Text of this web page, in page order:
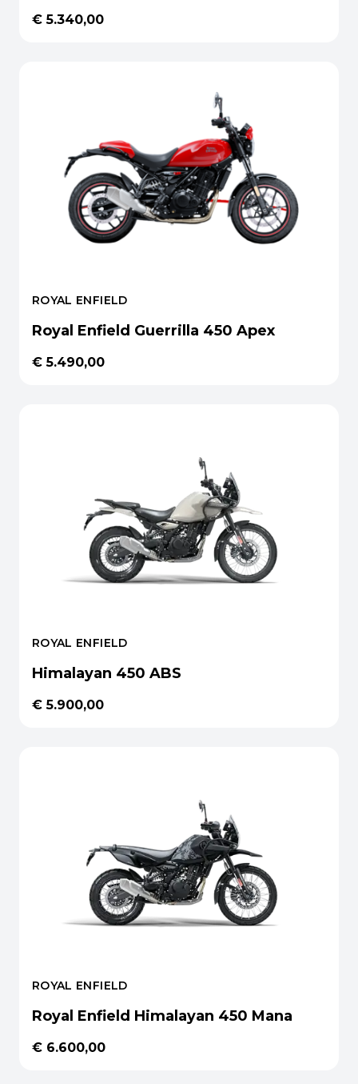
€ 5.340,00
ROYAL ENFIELD
Royal Enfield Guerrilla 450 Apex
€ 5.490,00
ROYAL ENFIELD
Himalayan 450 ABS
€ 5.900,00
ROYAL ENFIELD
Royal Enfield Himalayan 450 Mana
€ 6.600,00